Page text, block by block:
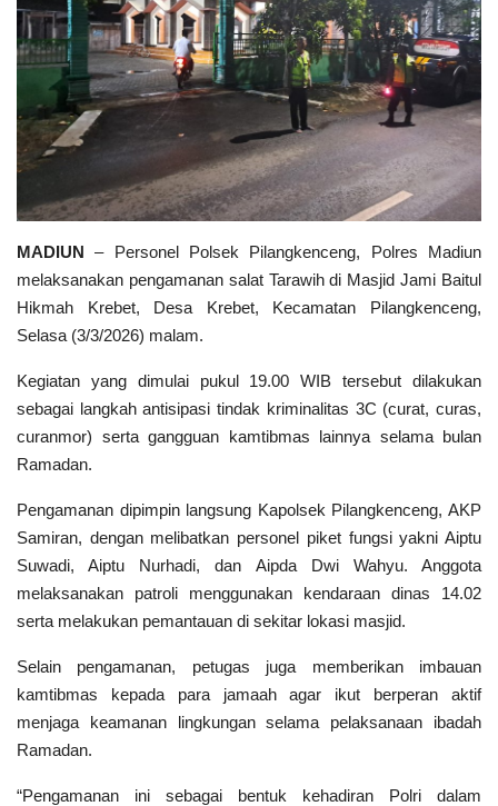
Polri TV
Policetube
IKM
MADIUN – Personel Polsek Pilangkenceng, Polres Madiun
melaksanakan pengamanan salat Tarawih di Masjid Jami Baitul
Hikmah Krebet, Desa Krebet, Kecamatan Pilangkenceng,
Selasa (3/3/2026) malam.
Kegiatan yang dimulai pukul 19.00 WIB tersebut dilakukan
sebagai langkah antisipasi tindak kriminalitas 3C (curat, curas,
curanmor) serta gangguan kamtibmas lainnya selama bulan
Ramadan.
Pengamanan dipimpin langsung Kapolsek Pilangkenceng, AKP
Samiran, dengan melibatkan personel piket fungsi yakni Aiptu
Suwadi, Aiptu Nurhadi, dan Aipda Dwi Wahyu. Anggota
melaksanakan patroli menggunakan kendaraan dinas 14.02
serta melakukan pemantauan di sekitar lokasi masjid.
Selain pengamanan, petugas juga memberikan imbauan
kamtibmas kepada para jamaah agar ikut berperan aktif
menjaga keamanan lingkungan selama pelaksanaan ibadah
Ramadan.
“Pengamanan ini sebagai bentuk kehadiran Polri dalam